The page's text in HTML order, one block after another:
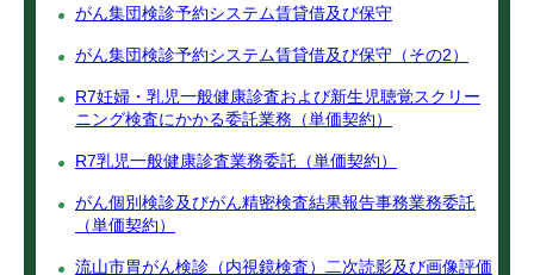
がん集団検診予約システム賃貸借及び保守
がん集団検診予約システム賃貸借及び保守（その2）
R7妊婦・乳児一般健康診査および新生児聴覚スクリー
ニング検査にかかる委託業務（単価契約）
R7乳児一般健康診査業務委託（単価契約）
がん個別検診及びがん精密検査結果報告事務業務委託
（単価契約）
流山市胃がん検診（内視鏡検査）二次読影及び画像評価